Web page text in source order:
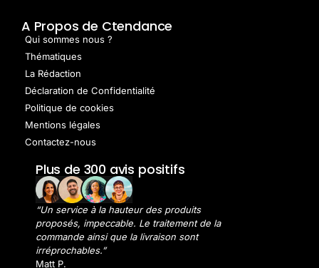
A Propos de Ctendance
Qui sommes nous ?
Thématiques
La Rédaction
Déclaration de Confidentialité
Politique de cookies
Mentions légales
Contactez-nous
Plus de 300 avis positifs
“Un service à la hauteur des produits
proposés, impeccable. Le traitement de la
commande ainsi que la livraison sont
irréprochables.”
Matt P.